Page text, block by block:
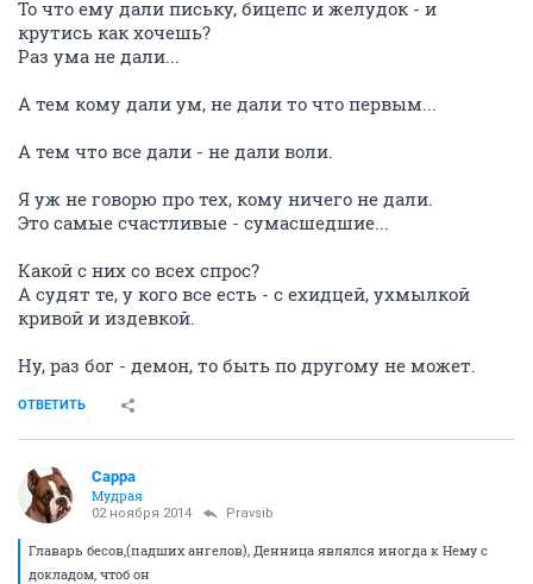
То что ему дали письку, бицепс и желудок - и
крутись как хочешь?
Раз ума не дали...
А тем кому дали ум, не дали то что первым...
А тем что все дали - не дали воли.
Я уж не говорю про тех, кому ничего не дали.
Это самые счастливые - сумасшедшие...
Какой с них со всех спрос?
А судят те, у кого все есть - с ехидцей, ухмылкой
кривой и издевкой.
Ну, раз бог - демон, то быть по другому не может.
ОТВЕТИТЬ
Сарра
Мудрая
02 ноября 2014 Pravsib
Главарь бесов,(падших ангелов), Денница являлся иногда к Нему с
докладом, чтоб он